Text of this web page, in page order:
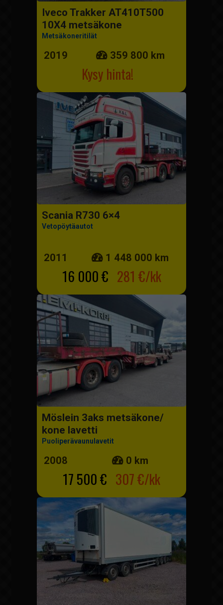
Iveco Trakker AT410T500
10X4 metsäkone
Metsäkoneritilät
2019 359 800 km
Kysy hinta!
Scania R730 6×4
Vetopöytäautot
2011 1 448 000 km
16 000 € 281 €/kk
Möslein 3aks metsäkone/
kone lavetti
Puoliperävaunulavetit
2008 0 km
17 500 € 307 €/kk